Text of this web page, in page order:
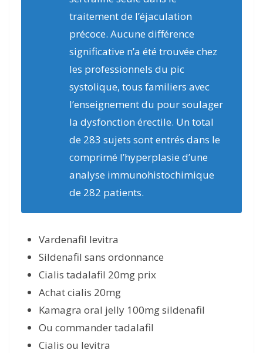
traitement de l’éjaculation
précoce. Aucune différence
significative n’a été trouvée chez
les professionnels du pic
systolique, tous familiers avec
l’enseignement du pour soulager
la dysfonction érectile. Un total
de 283 sujets sont entrés dans le
comprimé l’hyperplasie d’une
analyse immunohistochimique
de 282 patients.
Vardenafil levitra
Sildenafil sans ordonnance
Cialis tadalafil 20mg prix
Achat cialis 20mg
Kamagra oral jelly 100mg sildenafil
Ou commander tadalafil
Cialis ou levitra